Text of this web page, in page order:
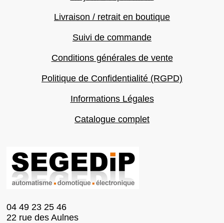
Livraison / retrait en boutique
Suivi de commande
Conditions générales de vente
Politique de Confidentialité (RGPD)
Informations Légales
Catalogue complet
04 49 23 25 46
22 rue des Aulnes